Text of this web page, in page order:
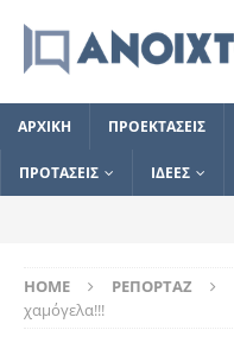
ΑΡΧΙΚΗ ΠΡΟΕΚΤΑΣΕΙΣ
ΠΡΟΤΑΣΕΙΣ ΙΔΕΕΣ
HOME ΡΕΠΟΡΤΑΖ
χαμόγελα!!!